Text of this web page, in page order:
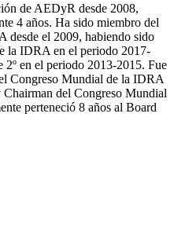
de AEDyR desde 2008,
4 años. Ha sido miembro del
el 2009, habiendo sido
la IDRA en el periodo 2017-
en el periodo 2013-2015. Fue
Congreso Mundial de la IDRA
del Congreso Mundial
perteneció 8 años al Board